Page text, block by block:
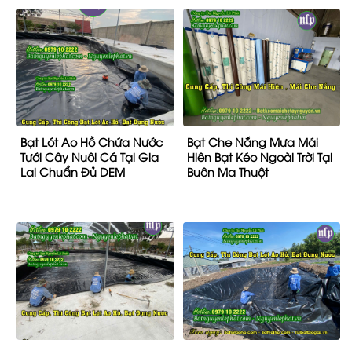
Bạt Lót Ao Hồ Chứa Nước
Tưới Cây Nuôi Cá Tại Gia
Lai Chuẩn Đủ DEM
Bạt Che Nắng Mưa Mái
Hiên Bạt Kéo Ngoài Trời Tại
Buôn Ma Thuột